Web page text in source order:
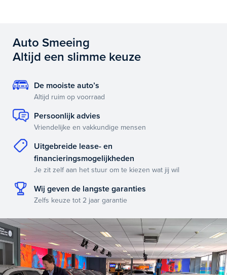
Auto Smeeing
Altijd een slimme keuze
De mooiste auto’s
Altijd ruim op voorraad
Persoonlijk advies
Vriendelijke en vakkundige mensen
Uitgebreide lease- en
financieringsmogelijkheden
Je zit zelf aan het stuur om te kiezen wat jij wil
Wij geven de langste garanties
Zelfs keuze tot 2 jaar garantie